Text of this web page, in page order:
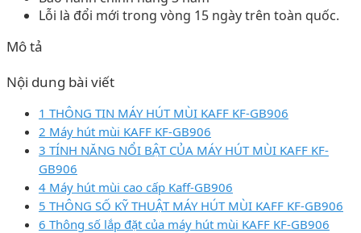
Lỗi là đổi mới trong vòng 15 ngày trên toàn quốc.
Mô tả
Nội dung bài viết
1 THÔNG TIN MÁY HÚT MÙI KAFF KF-GB906
2 Máy hút mùi KAFF KF-GB906
3 TÍNH NĂNG NỔI BẬT CỦA MÁY HÚT MÙI KAFF KF-
GB906
4 Máy hút mùi cao cấp Kaff-GB906
5 THÔNG SỐ KỸ THUẬT MÁY HÚT MÙI KAFF KF-GB906
6 Thông số lắp đặt của máy hút mùi KAFF KF-GB906